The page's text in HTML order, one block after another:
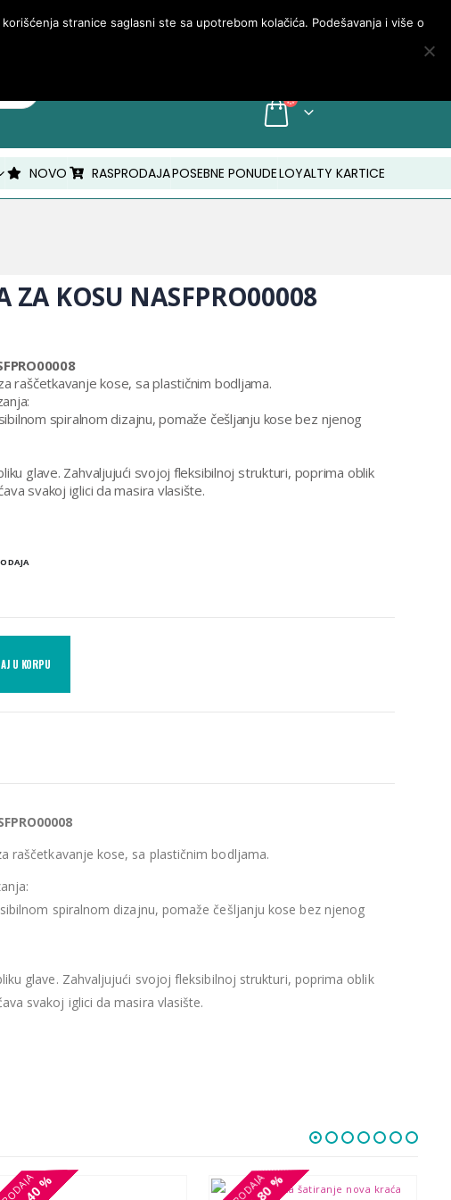
PRIJAVA/MOJ NALOG
NOVO RASPRODAJAPOSEBNE PONUDELOYALTY KARTICE
ZA KOSU NASFPRO00008
raščetkavanje kose, sa plastičnim bodljama.
spiralnom dizajnu, pomaže češljanju kose bez njenog
glave. Zahvaljujući svojoj fleksibilnoj strukturi, poprima oblik
svakoj iglici da masira vlasište.
U KORPU
raščetkavanje kose, sa plastičnim bodljama.
spiralnom dizajnu, pomaže češljanju kose bez njenog
glave. Zahvaljujući svojoj fleksibilnoj strukturi, poprima oblik
svakoj iglici da masira vlasište.
40 %
40 % 80 %
80 %
stranice saglasni ste sa upotrebom kolačića. Podešavanja i više o